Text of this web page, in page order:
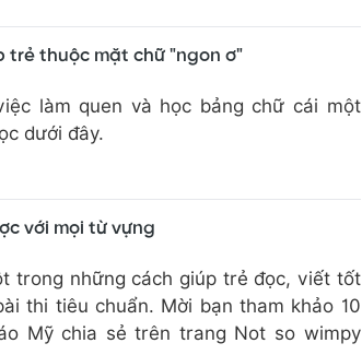
trẻ thuộc mặt chữ "ngon ơ"
làm quen và học bảng chữ cái một
dưới đây.
với mọi từ vựng
trong những cách giúp trẻ đọc, viết tốt
thi tiêu chuẩn. Mời bạn tham khảo 10
Mỹ chia sẻ trên trang Not so wimpy